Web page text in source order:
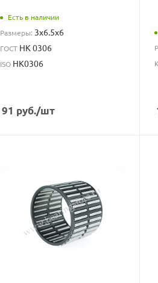
Есть в наличии
Размеры: 3x6.5x6
ГОСТ HK 0306
ISO HK0306
91 руб./шт